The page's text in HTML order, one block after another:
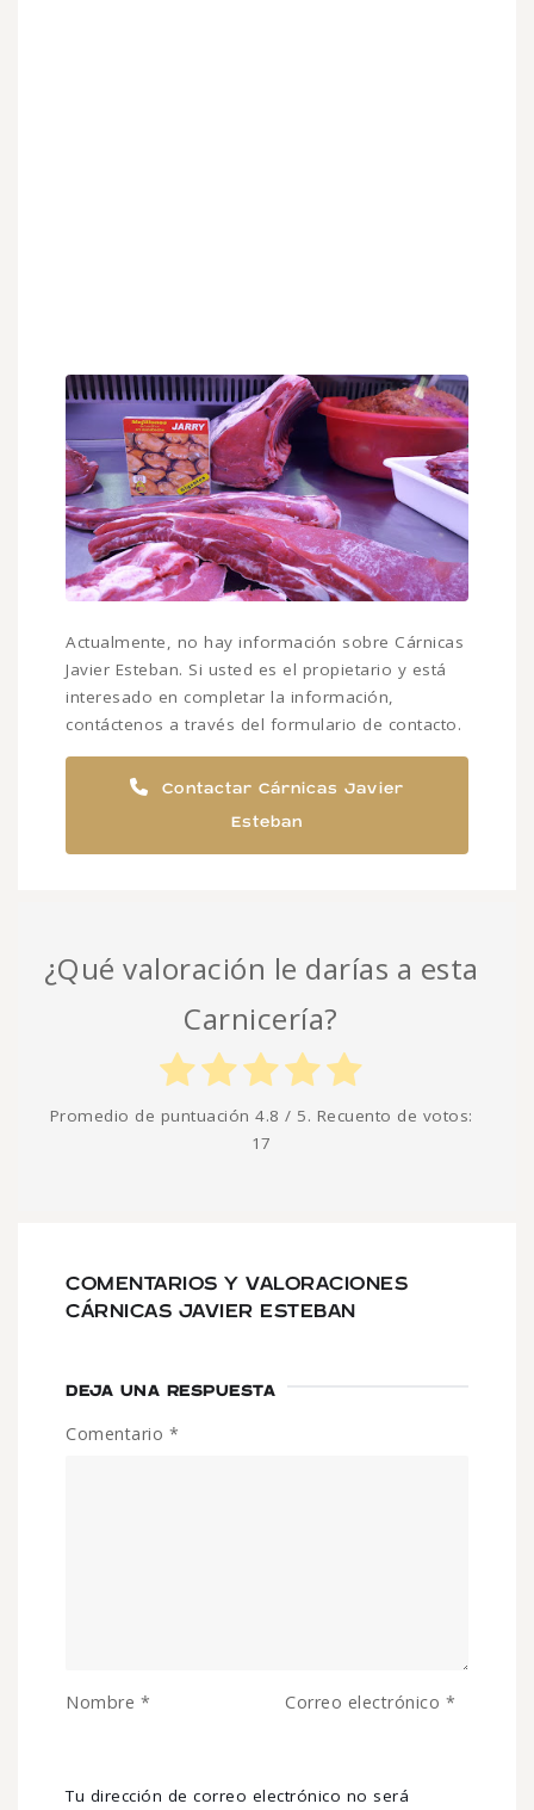
Actualmente, no hay información sobre Cárnicas
Javier Esteban. Si usted es el propietario y está
interesado en completar la información,
contáctenos a través del formulario de contacto.
Contactar Cárnicas Javier
Esteban
¿Qué valoración le darías a esta
Carnicería?
Promedio de puntuación 4.8 / 5. Recuento de votos:
17
COMENTARIOS Y VALORACIONES
CÁRNICAS JAVIER ESTEBAN
DEJA UNA RESPUESTA
Tu dirección de correo electrónico no será
Comentario *
Nombre * Correo electrónico *